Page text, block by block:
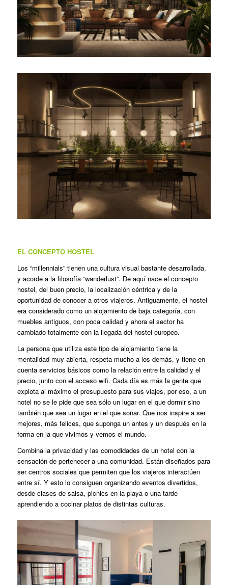
EL CONCEPTO HOSTEL
Los “millennials” tienen una cultura visual bastante desarrollada,
y acorde a la filosofía “wanderlust”. De aquí nace el concepto
hostel, del buen precio, la localización céntrica y de la
oportunidad de conocer a otros viajeros. Antiguamente, el hostel
era considerado como un alojamiento de baja categoría, con
muebles antiguos, con poca calidad y ahora el sector ha
cambiado totalmente con la llegada del hostel europeo.
La persona que utiliza este tipo de alojamiento tiene la
mentalidad muy abierta, respeta mucho a los demás, y tiene en
cuenta servicios básicos como la relación entre la calidad y el
precio, junto con el acceso wifi. Cada día es más la gente que
explota al máximo el presupuesto para sus viajes, por eso, a un
hotel no se le pide que sea sólo un lugar en el que dormir sino
también que sea un lugar en el que soñar. Que nos inspire a ser
mejores, más felices, que suponga un antes y un después en la
forma en la que vivimos y vemos el mundo.
Combina la privacidad y las comodidades de un hotel con la
sensación de pertenecer a una comunidad. Están diseñados para
ser centros sociales que permiten que los viajeros interactúen
entre sí. Y esto lo consiguen organizando eventos divertidos,
desde clases de salsa, picnics en la playa o una tarde
aprendiendo a cocinar platos de distintas culturas.